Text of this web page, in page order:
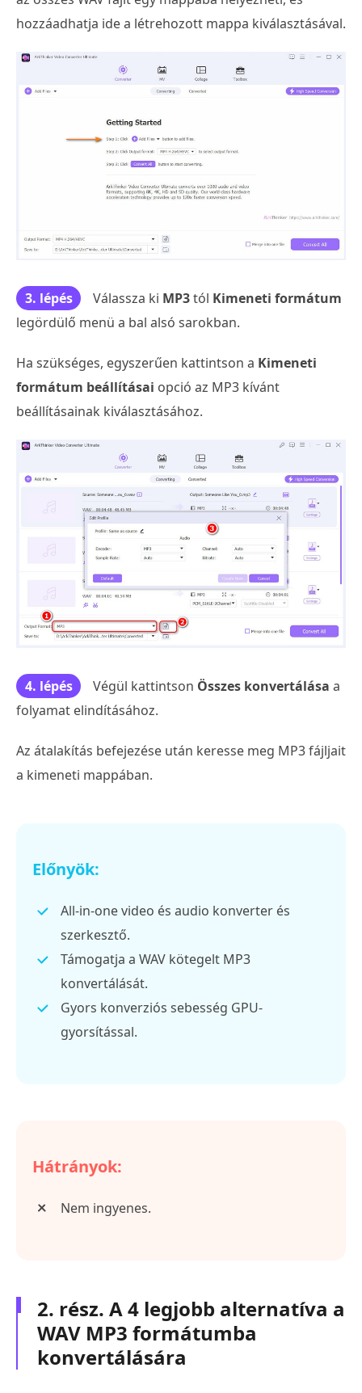
hozzáadhatja ide a létrehozott mappa kiválasztásával.
3. lépés Válassza ki MP3tól Kimeneti formátum
legördülő menü a bal alsó sarokban.
Ha szükséges, egyszerűen kattintson a Kimeneti
formátum beállításai opció az MP3 kívánt
beállításainak kiválasztásához.
4. lépés Végül kattintson Összes konvertálása a
folyamat elindításához.
Az átalakítás befejezése után keresse meg MP3 fájljait
a kimeneti mappában.
Előnyök:
All-in-one video és audio konverter és
szerkesztő.
Támogatja a WAV kötegelt MP3
konvertálását.
Gyors konverziós sebesség GPU-
gyorsítással.
Hátrányok:
Nem ingyenes.
2. rész. A 4 legjobb alternatíva a
WAV MP3 formátumba
konvertálására